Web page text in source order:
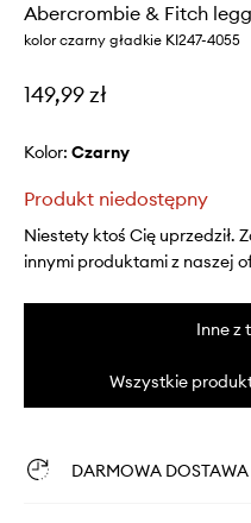
Abercrombie & Fitch
kolor czarny gładkie KI247-4055
149,99 zł
Kolor: czarny
Produkt niedostępny
Niestety ktoś Cię uprzedził.
innymi produktami z naszej
Inne z
Wszystkie
DARMOWA